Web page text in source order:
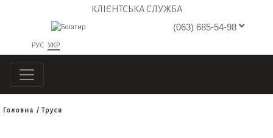
КЛІЄНТСЬКА СЛУЖБА
(063) 685-54-98
РУС УКР
Головна Труси